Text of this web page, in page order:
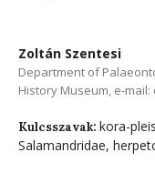
Zoltán Szentesi
Department of
History Museum, e-
Kulcsszavak: kora-
Salamandridae,